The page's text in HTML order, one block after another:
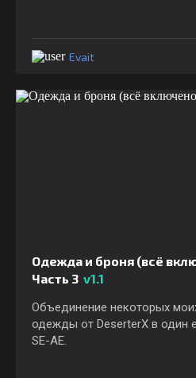
Evait
Одежда и броня (всё
Часть 3 v1.1
Объединение некоторых
одежды от DeserterX в один
SE-АЕ.